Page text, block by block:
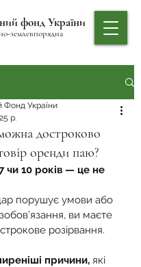
фонд України
землевпорядна
достроково
оренди паю?
Фонд України
р.
чи 10 років — це не
порушує умови або
ви маєте
розірвання.
причини, які